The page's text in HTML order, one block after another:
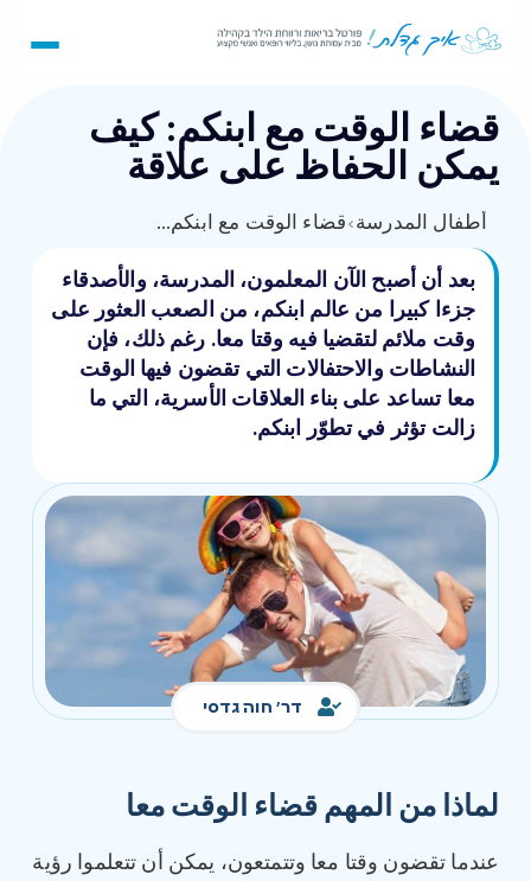
قضاء الوقت مع ابنكم: كيف
يمكن الحفاظ على علاقة
أطفال المدرسة› قضاء الوقت مع ابنكم: كيف يمكن الحفاظ على علاقة
بعد أن أصبح الآن المعلمون، المدرسة، والأصدقاء
جزءا كبيرا من عالم ابنكم، من الصعب العثور على
وقت ملائم لتقضيا فيه وقتا معا. رغم ذلك، فإن
النشاطات والاحتفالات التي تقضون فيها الوقت
معا تساعد على بناء العلاقات الأسرية، التي ما
زالت تؤثر في تطوّر ابنكم.
דר' חוה גדסי
لماذا من المهم قضاء الوقت معا
عندما تقضون وقتا معا وتتمتعون، يمكن أن تتعلموا رؤية